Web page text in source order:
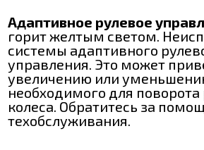
Адаптивное рулевое
горит желтым светом.
системы адаптивного
управления. Это может
увеличению или
необходимого для поворота
колеса. Обратитесь за
техобслуживания.